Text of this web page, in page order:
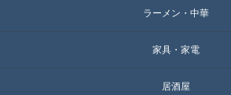
ラーメン・中華
家具・家電
居酒屋